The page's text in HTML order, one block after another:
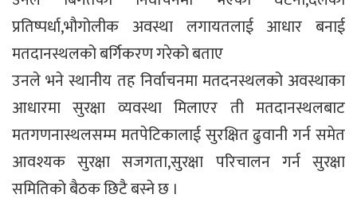
प्रतिष्पर्धा,भौगोलीक अवस्था लगायतलाई आधार बनाई
मतदानस्थलको बर्गिकरण गरेको बताए
उनले भने स्थानीय तह निर्वाचनमा मतदनस्थलको अवस्थाका
आधारमा सुरक्षा व्यवस्था मिलाएर ती मतदानस्थलबाट
मतगणनास्थलसम्म मतपेटिकालाई सुरक्षित ढुवानी गर्न समेत
आवश्यक सुरक्षा सजगता,सुरक्षा परिचालन गर्न सुरक्षा
समितिको बैठक छिटै बस्ने छ ।